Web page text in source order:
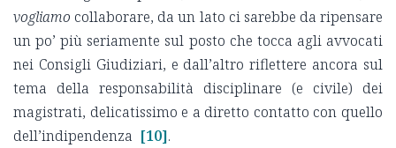
vogliamo collaborare, da un lato ci sarebbe da ripensare
un po’ più seriamente sul posto che tocca agli avvocati
nei Consigli Giudiziari, e dall’altro riflettere ancora sul
tema della responsabilità disciplinare (e civile) dei
magistrati, delicatissimo e a diretto contatto con quello
dell’indipendenza [10].